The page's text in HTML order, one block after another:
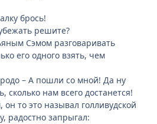
брось!
решите?
Сэмом разговаривать
его одного взять, чем
– А пошли со мной! Да ну
сколько нам всего достанется!
то это называл голливудской
радостно запрыгал: